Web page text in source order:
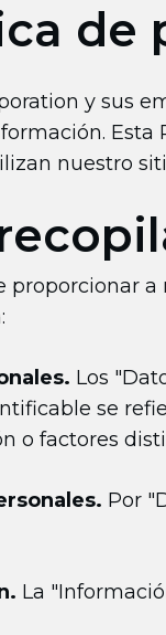
de
y sus
Esta
nuestro
proporcionar
Los
se
o factores
Por
La